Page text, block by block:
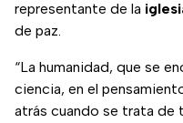
representante de la
de paz.
“La humanidad, que se
ciencia, en el
atrás cuando se trata de